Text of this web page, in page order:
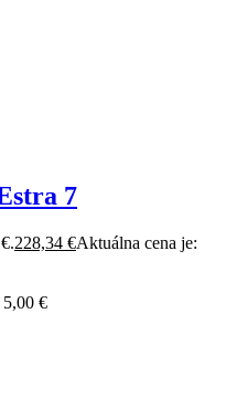
7
228,34 €Aktuálna cena je:
5,00 €